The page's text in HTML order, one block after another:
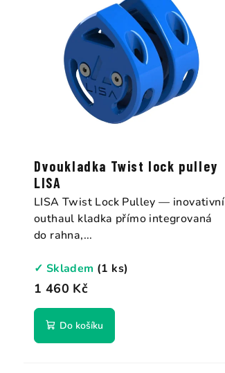
Dvoukladka Twist lock pulley
LISA
1 460 Kč
✓ Skladem (1 ks)
Do košíku
LISA Twist Lock Pulley — inovativní
outhaul kladka přímo integrovaná
do rahna,...